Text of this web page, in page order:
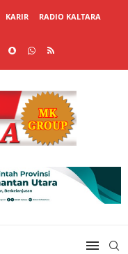
KARIR
RADIO KALTARA